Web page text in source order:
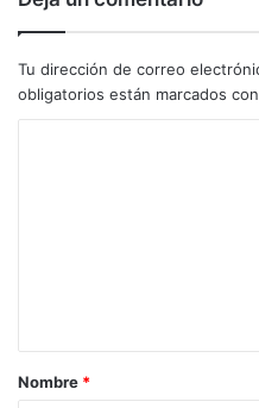
Tu dirección de correo
obligatorios están marcados con
a
r
Nombre *